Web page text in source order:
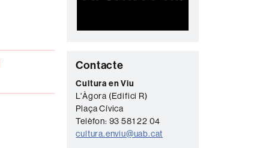
C
o
n
t
a
Contacte
Cultura en Viu
L'Àgora (Edifici R)
Plaça Cívica
Telèfon: 93 581 22 04
cultura.enviu@uab.cat